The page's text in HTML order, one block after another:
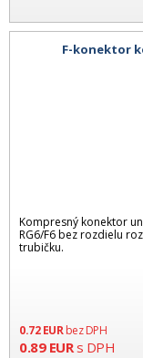
F-konektor
Kompresný konektor
RG6/F6 bez rozdielu
trubičku.
0.72EUR bez DPH
0.89EURs DPH